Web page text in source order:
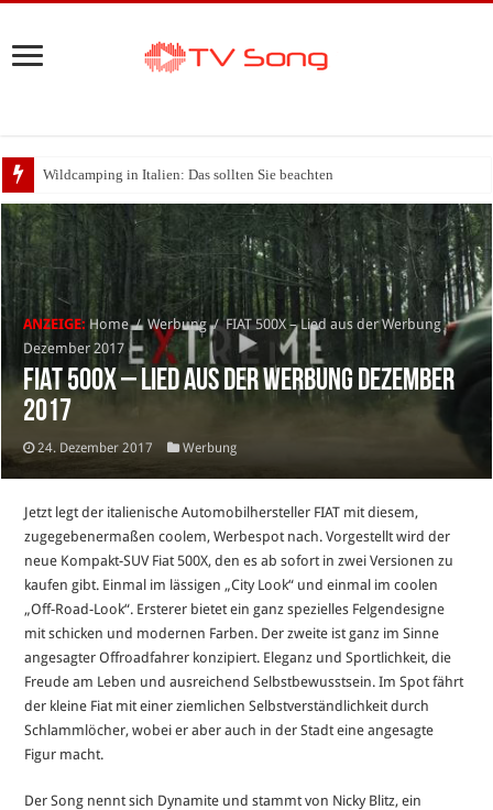
Wildcamping in Italien: Das sollten Sie beachten
ANZEIGE: Home / Werbung / FIAT 500X – Lied aus der Werbung
Dezember 2017
FIAT 500X – Lied aus der Werbung Dezember
2017
24. Dezember 2017 Werbung
Jetzt legt der italienische Automobilhersteller FIAT mit diesem,
zugegebenermaßen coolem, Werbespot nach. Vorgestellt wird der
neue Kompakt-SUV Fiat 500X, den es ab sofort in zwei Versionen zu
kaufen gibt. Einmal im lässigen „City Look“ und einmal im coolen
„Off-Road-Look“. Ersterer bietet ein ganz spezielles Felgendesigne
mit schicken und modernen Farben. Der zweite ist ganz im Sinne
angesagter Offroadfahrer konzipiert. Eleganz und Sportlichkeit, die
Freude am Leben und ausreichend Selbstbewusstsein. Im Spot fährt
der kleine Fiat mit einer ziemlichen Selbstverständlichkeit durch
Schlammlöcher, wobei er aber auch in der Stadt eine angesagte
Figur macht.
Der Song nennt sich Dynamite und stammt von Nicky Blitz, ein